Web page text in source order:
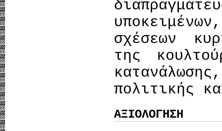
σχέσεων
της
πολιτικής
ΑΞΙΟΛΟΓΗΣΗ